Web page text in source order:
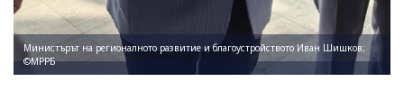
Министърът на регионалното развитие и благоустройството Иван Шишков;
©МРРБ